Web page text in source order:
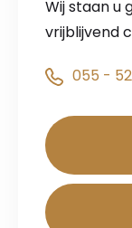
Wij staan u
vrijblijvend
055 -